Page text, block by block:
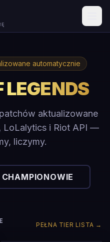
automatycznie
LEGENDS
aktualizowane
LoLalytics i Riot API —
liczymy.
CHAMPIONOWIE
PEŁNA TIER LISTA →